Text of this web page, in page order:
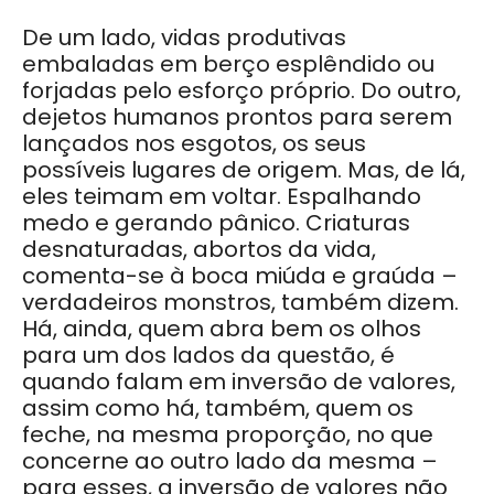
De um lado, vidas produtivas
embaladas em berço esplêndido ou
forjadas pelo esforço próprio. Do outro,
dejetos humanos prontos para serem
lançados nos esgotos, os seus
possíveis lugares de origem. Mas, de lá,
eles teimam em voltar. Espalhando
medo e gerando pânico. Criaturas
desnaturadas, abortos da vida,
comenta-se à boca miúda e graúda –
verdadeiros monstros, também dizem.
Há, ainda, quem abra bem os olhos
para um dos lados da questão, é
quando falam em inversão de valores,
assim como há, também, quem os
feche, na mesma proporção, no que
concerne ao outro lado da mesma –
para esses, a inversão de valores não